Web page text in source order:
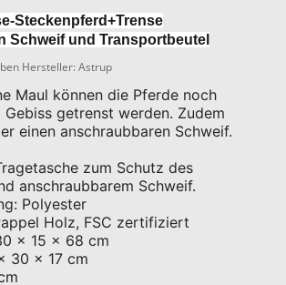
Steckenpferd+Trense
Schweif und Transportbeutel
Hersteller: Astrup
Maul können die Pferde noch
getrenst werden. Zudem
einen anschraubbaren Schweif.
zum Schutz des
anschraubbarem Schweif.
Polyester
Holz, FSC zertifiziert
x 15 x 68 cm
30 x 17 cm